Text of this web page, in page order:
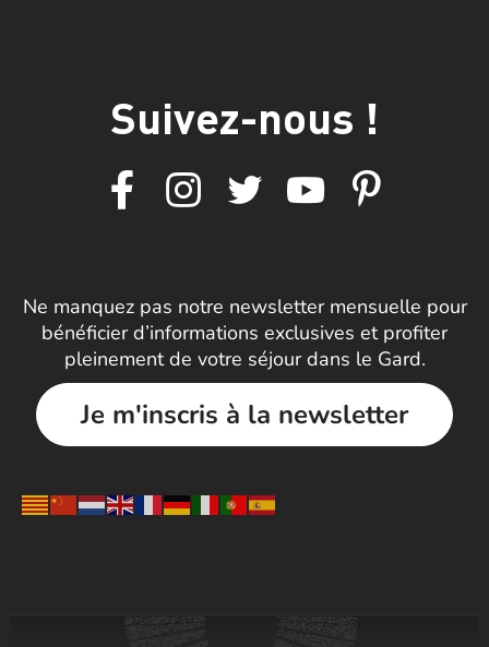
Suivez-nous !
Ne manquez pas notre newsletter mensuelle pour
bénéficier d’informations exclusives et profiter
pleinement de votre séjour dans le Gard.
Je m'inscris à la newsletter